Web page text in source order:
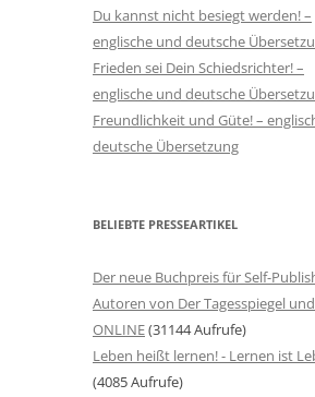
Du kannst nicht besiegt werden! –
englische und deutsche
Frieden sei Dein Schiedsrichter! –
englische und deutsche
Freundlichkeit und Güte! –
deutsche Übersetzung
BELIEBTE PRESSEARTIKEL
Der neue Buchpreis für Self-
Autoren von Der Tagesspiegel und
ONLINE(31144 Aufrufe)
Leben heißt lernen! - Lernen ist
(4085 Aufrufe)